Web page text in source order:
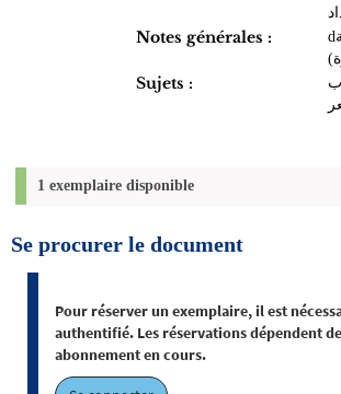
Notes générales :
dمخطوط حديث- ورقة
Sujets :
1 exemplaire disponible
Se procurer le document
Pour réserver un exemplaire, il est
authentifié. Les réservations dépendent
abonnement en cours.